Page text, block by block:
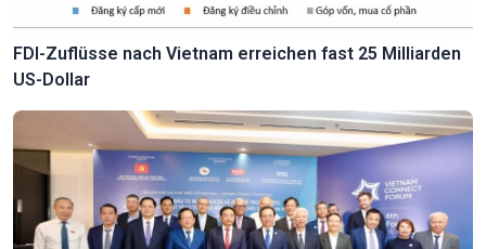
FDI-Zuflüsse nach Vietnam erreichen fast 25 Milliarden
US-Dollar